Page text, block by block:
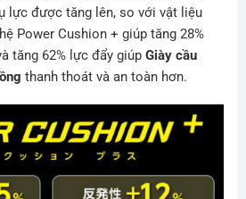
lực được tăng lên, so với vật liệu
Power Cushion + giúp tăng 28%
tăng 62% lực đẩy giúp Giày cầu
thanh thoát và an toàn hơn.